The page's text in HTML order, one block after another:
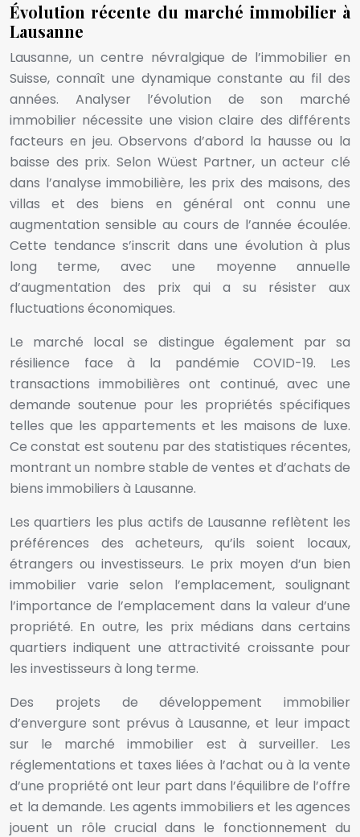
Évolution récente du marché immobilier à
Lausanne
Lausanne, un centre névralgique de l’immobilier en
Suisse, connaît une dynamique constante au fil des
années. Analyser l’évolution de son marché
immobilier nécessite une vision claire des différents
facteurs en jeu. Observons d’abord la hausse ou la
baisse des prix. Selon Wüest Partner, un acteur clé
dans l’analyse immobilière, les prix des maisons, des
villas et des biens en général ont connu une
augmentation sensible au cours de l’année écoulée.
Cette tendance s’inscrit dans une évolution à plus
long terme, avec une moyenne annuelle
d’augmentation des prix qui a su résister aux
fluctuations économiques.
Le marché local se distingue également par sa
résilience face à la pandémie COVID-19. Les
transactions immobilières ont continué, avec une
demande soutenue pour les propriétés spécifiques
telles que les appartements et les maisons de luxe.
Ce constat est soutenu par des statistiques récentes,
montrant un nombre stable de ventes et d’achats de
biens immobiliers à Lausanne.
Les quartiers les plus actifs de Lausanne reflètent les
préférences des acheteurs, qu’ils soient locaux,
étrangers ou investisseurs. Le prix moyen d’un bien
immobilier varie selon l’emplacement, soulignant
l’importance de l’emplacement dans la valeur d’une
propriété. En outre, les prix médians dans certains
quartiers indiquent une attractivité croissante pour
les investisseurs à long terme.
Des projets de développement immobilier
d’envergure sont prévus à Lausanne, et leur impact
sur le marché immobilier est à surveiller. Les
réglementations et taxes liées à l’achat ou à la vente
d’une propriété ont leur part dans l’équilibre de l’offre
et la demande. Les agents immobiliers et les agences
jouent un rôle crucial dans le fonctionnement du